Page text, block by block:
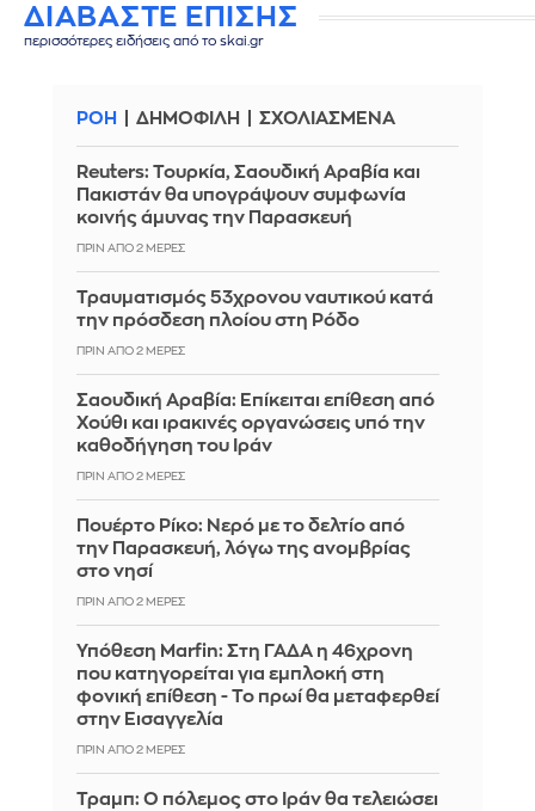
ΔΙΑΒΑΣΤΕ ΕΠΙΣΗΣ
περισσότερες ειδήσεις από το skai.gr
ΡΟΗ ΔΗΜΟΦΙΛΗ ΣΧΟΛΙΑΣΜΕΝΑ
Reuters: Τουρκία, Σαουδική Αραβία και
Πακιστάν θα υπογράψουν συμφωνία
κοινής άμυνας την Παρασκευή
ΠΡΙΝ ΑΠΌ 2 ΜΈΡΕΣ
Τραυματισμός 53χρονου ναυτικού κατά
την πρόσδεση πλοίου στη Ρόδο
ΠΡΙΝ ΑΠΌ 2 ΜΈΡΕΣ
Σαουδική Αραβία: Επίκειται επίθεση από
Χούθι και ιρακινές οργανώσεις υπό την
καθοδήγηση του Ιράν
ΠΡΙΝ ΑΠΌ 2 ΜΈΡΕΣ
Πουέρτο Ρίκο: Νερό με το δελτίο από
την Παρασκευή, λόγω της ανομβρίας
στο νησί
ΠΡΙΝ ΑΠΌ 2 ΜΈΡΕΣ
Υπόθεση Marfin: Στη ΓΑΔΑ η 46χρονη
που κατηγορείται για εμπλοκή στη
φονική επίθεση - Το πρωί θα μεταφερθεί
στην Εισαγγελία
ΠΡΙΝ ΑΠΌ 2 ΜΈΡΕΣ
Τραμπ: Ο πόλεμος στο Ιράν θα τελειώσει